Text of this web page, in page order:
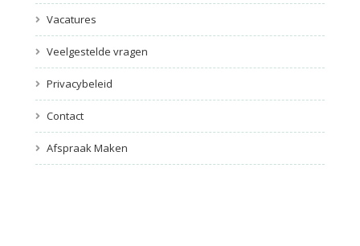
Vacatures
Veelgestelde vragen
Privacybeleid
Contact
Afspraak Maken